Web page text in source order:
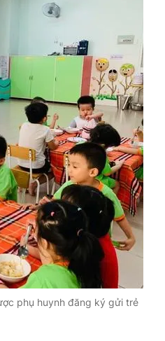
phụ huynh đăng ký gửi trẻ